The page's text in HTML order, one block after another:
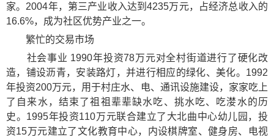
家。2004年，第三产业收入达到4235万元，占经济总收入的
16.6%，成为社区优势产业之一。
繁忙的交易市场
社会事业 1990年投资78万元对全村街道进行了硬化改
造，铺设沥青，安装路灯，并进行相应的绿化、美化。1992
年投资200万元，用于村庄水、电、通讯设施建设，家家吃上
了自来水，结束了祖祖辈辈缺水吃、挑水吃、吃漤水的历
史。1995年投资110万元联合建立了大北曲中心幼儿园，投
资15万元建立了文化教育中心，内设棋牌室、健身房、电视